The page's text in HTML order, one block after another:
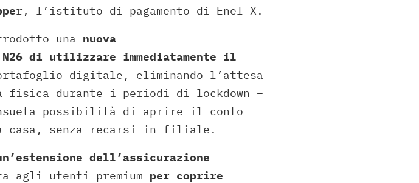
r, l’istituto di pagamento di Enel X.
una nuova
di utilizzare immediatamente il
digitale, eliminando l’attesa
fisica durante i periodi di lockdown –
possibilità di aprire il conto
da casa, senza recarsi in filiale.
dell’assicurazione
agli utenti premium per coprire